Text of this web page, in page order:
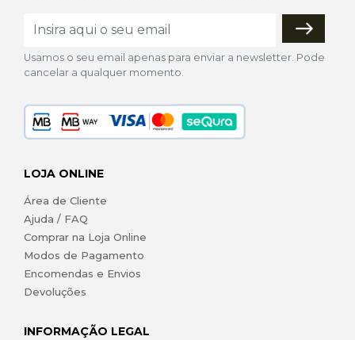
Usamos o seu email apenas para enviar a newsletter. Pode
cancelar a qualquer momento.
LOJA ONLINE
Área de Cliente
Ajuda / FAQ
Comprar na Loja Online
Modos de Pagamento
Encomendas e Envios
Devoluções
INFORMAÇÃO LEGAL